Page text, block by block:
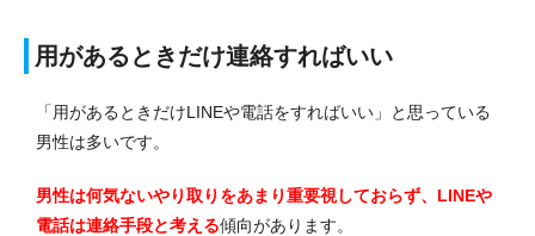
用があるときだけ連絡すればいい
「用があるときだけLINEや電話をすればいい」と思っている
男性は多いです。
男性は何気ないやり取りをあまり重要視しておらず、LINEや
電話は連絡手段と考える傾向があります。